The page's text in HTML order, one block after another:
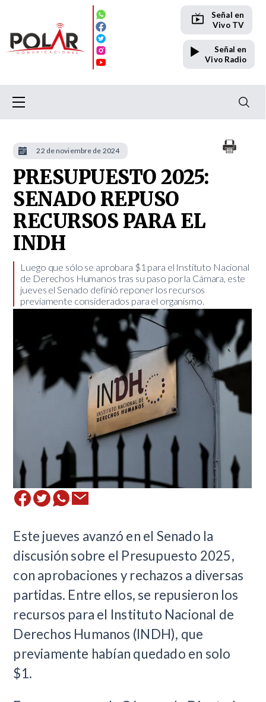
Señal en
Vivo TV
Señal en
Vivo Radio
PRESUPUESTO 2025:
SENADO REPUSO
RECURSOS PARA EL
INDH
​Luego que sólo se aprobara $1 para el Instituto Nacional
de Derechos Humanos tras su paso por la Cámara, este
jueves el Senado definió reponer los recursos
previamente considerados para el organismo.
Este jueves avanzó en el Senado la
discusión sobre el Presupuesto 2025,
con aprobaciones y rechazos a diversas
partidas. Entre ellos, se repusieron los
recursos para el Instituto Nacional de
Derechos Humanos (INDH), que
previamente habían quedado en solo
$1.
22 de noviembre de 2024